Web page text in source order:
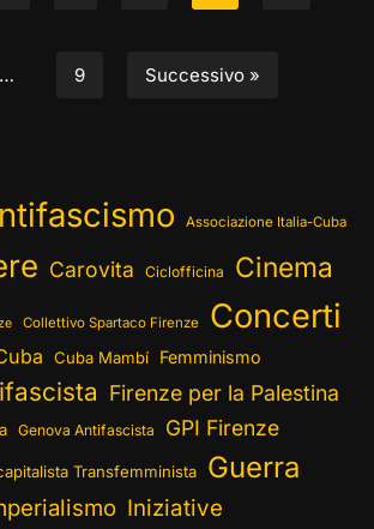
… 9 Successivo »
Associazione Italia-Cuba
Carovita Ciclofficina Cinema
Collettivo Spartaco Firenze Concerti
Cuba Mambí Femminismo
Firenze per la Palestina
Genova Antifascista GPI Firenze
Transfemminista Guerra
Iniziative